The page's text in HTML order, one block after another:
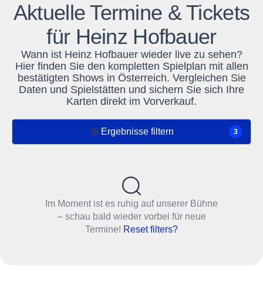
Aktuelle Termine & Tickets
für Heinz Hofbauer
Wann ist Heinz Hofbauer wieder live zu sehen?
Hier finden Sie den kompletten Spielplan mit allen
bestätigten Shows in Österreich. Vergleichen Sie
Daten und Spielstätten und sichern Sie sich Ihre
Karten direkt im Vorverkauf.
Ergebnisse filtern 3
Im Moment ist es ruhig auf unserer Bühne
– schau bald wieder vorbei für neue
Termine! Reset filters?